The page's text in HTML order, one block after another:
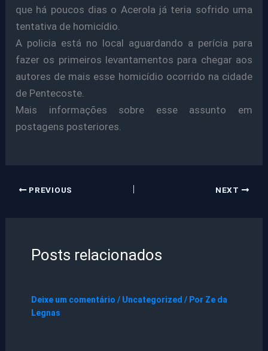
que há poucos dias o Acerola já teria sofrido uma
tentativa de homicídio.
A policia está no local aguardando a perícia para
fazer os primeiros levantamentos para chegar aos
autores de mais esse homicídio ocorrido na cidade
de Pentecoste.
Mais informações sobre esse assunto em
postagens posteriores.
PREVIOUS NEXT
Posts relacionados
Deixe um comentário / Uncategorized / Por Ze da
Legnas